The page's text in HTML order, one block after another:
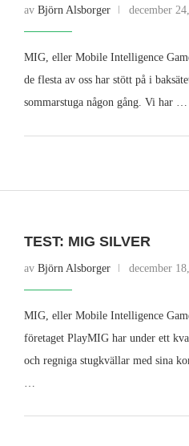
av Björn Alsborger december
MIG, eller Mobile Intelligence
de flesta av oss har stött på i
sommarstuga någon gång. Vi har …
TEST: MIG SILVER
av Björn Alsborger december
MIG, eller Mobile Intelligence
företaget PlayMIG har under ett
och regniga stugkvällar med sina